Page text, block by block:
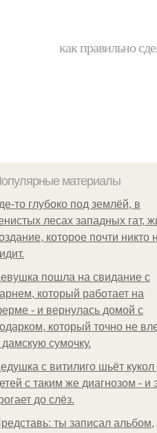
как правильно
материалы
то глубоко под землёй, в
лесах западных гат,
которое почти никто
пошла на свидание с
который работает на
- и вернулась домой с
который точно не
дамскую сумочку.
с витилиго шьёт кукол
с таким же диагнозом - и
до слёз.
ты записал альбом,